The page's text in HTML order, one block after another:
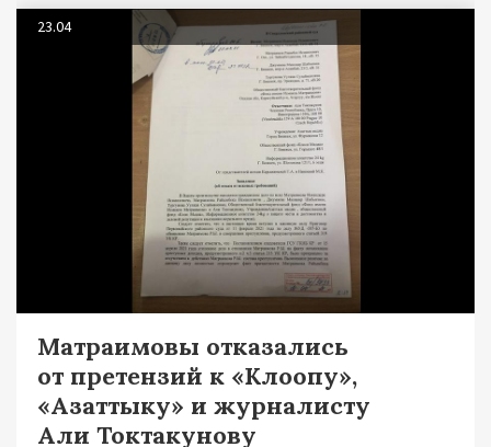
23.04
Матраимовы отказались
от претензий к «Клоопу»,
«Азаттыку» и журналисту
Али Токтакунову